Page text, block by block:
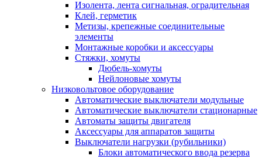
Изолента, лента сигнальная, оградительная
Клей, герметик
Метизы, крепежные соединительные
элементы
Монтажные коробки и аксессуары
Стяжки, хомуты
Дюбель-хомуты
Нейлоновые хомуты
Низковольтовое оборудование
Автоматические выключатели модульные
Автоматические выключатели стационарные
Автоматы защиты двигателя
Аксессуары для аппаратов защиты
Выключатели нагрузки (рубильники)
Блоки автоматического ввода резерва